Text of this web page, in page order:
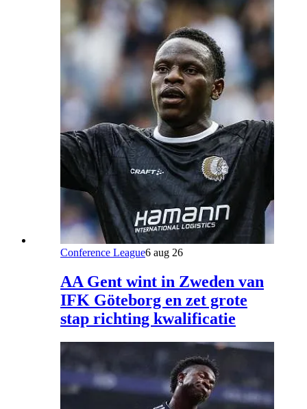
Conference League6 aug 26
AA Gent wint in Zweden van
IFK Göteborg en zet grote
stap richting kwalificatie